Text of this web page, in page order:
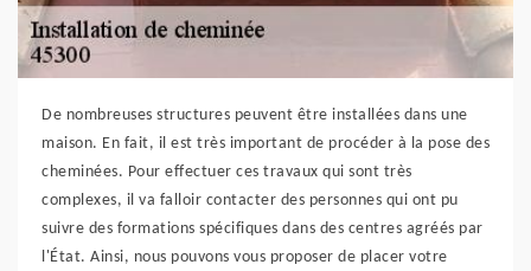
De nombreuses structures peuvent être installées dans une
maison. En fait, il est très important de procéder à la pose des
cheminées. Pour effectuer ces travaux qui sont très
complexes, il va falloir contacter des personnes qui ont pu
suivre des formations spécifiques dans des centres agréés par
l'État. Ainsi, nous pouvons vous proposer de placer votre